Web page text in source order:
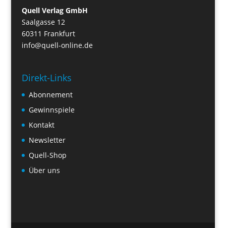
Quell Verlag GmbH
Saalgasse 12
60311 Frankfurt
info@quell-online.de
Direkt-Links
Abonnement
Gewinnspiele
Kontakt
Newsletter
Quell-Shop
Über uns